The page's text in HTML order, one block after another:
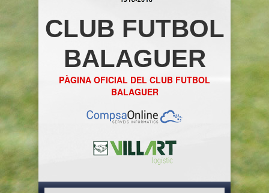
CLUB FUTBOL
BALAGUER
PÀGINA OFICIAL DEL CLUB FUTBOL
BALAGUER